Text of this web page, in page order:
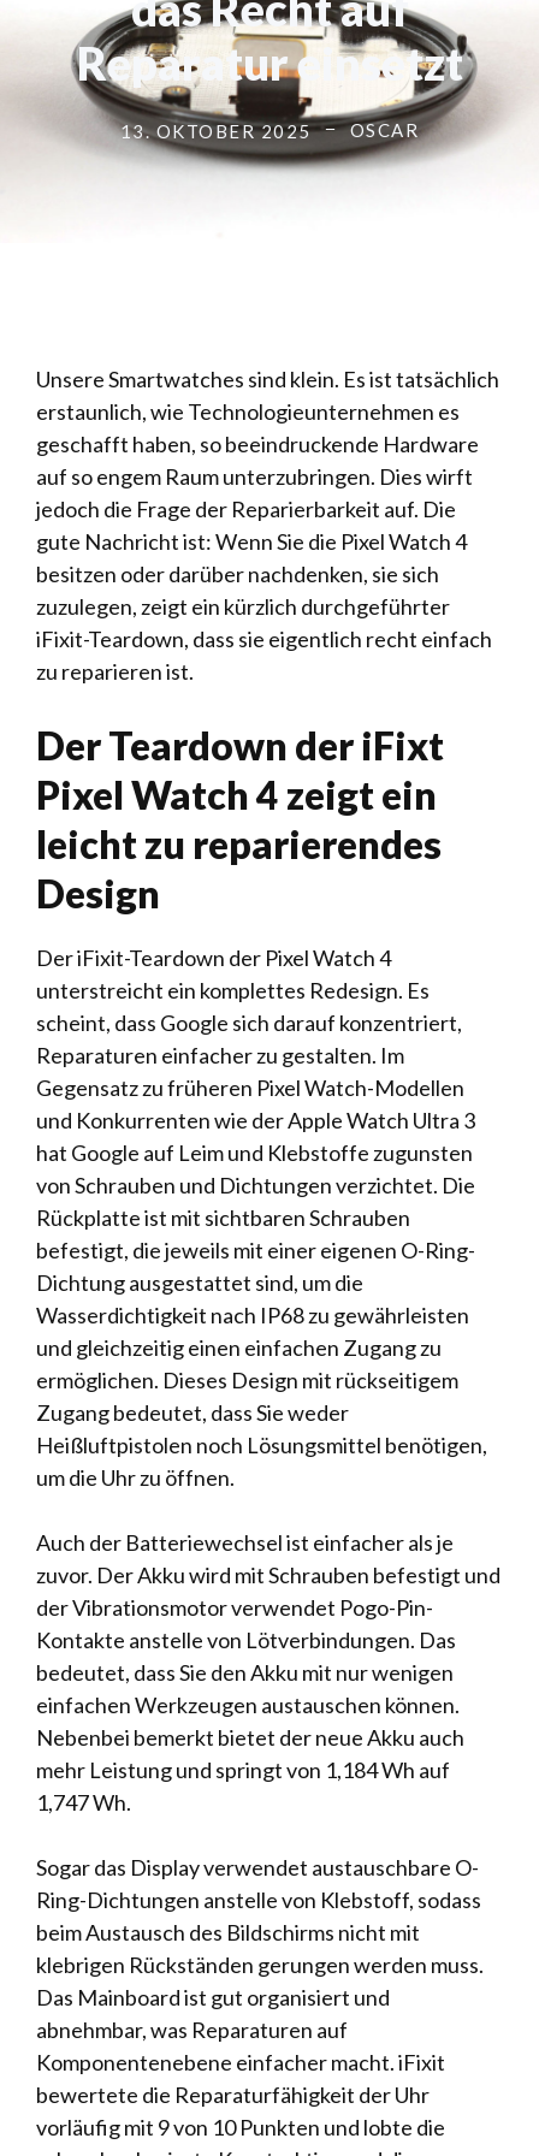
Reparatur einsetzt
13. OKTOBER 2025 OSCAR
Unsere Smartwatches sind klein. Es ist tatsächlich
erstaunlich, wie Technologieunternehmen es
geschafft haben, so beeindruckende Hardware
auf so engem Raum unterzubringen. Dies wirft
jedoch die Frage der Reparierbarkeit auf. Die
gute Nachricht ist: Wenn Sie die Pixel Watch 4
besitzen oder darüber nachdenken, sie sich
zuzulegen, zeigt ein kürzlich durchgeführter
iFixit-Teardown, dass sie eigentlich recht einfach
zu reparieren ist.
Der Teardown der iFixt
Pixel Watch 4 zeigt ein
leicht zu reparierendes
Design
Der iFixit-Teardown der Pixel Watch 4
unterstreicht ein komplettes Redesign. Es
scheint, dass Google sich darauf konzentriert,
Reparaturen einfacher zu gestalten. Im
Gegensatz zu früheren Pixel Watch-Modellen
und Konkurrenten wie der Apple Watch Ultra 3
hat Google auf Leim und Klebstoffe zugunsten
von Schrauben und Dichtungen verzichtet. Die
Rückplatte ist mit sichtbaren Schrauben
befestigt, die jeweils mit einer eigenen O-Ring-
Dichtung ausgestattet sind, um die
Wasserdichtigkeit nach IP68 zu gewährleisten
und gleichzeitig einen einfachen Zugang zu
ermöglichen. Dieses Design mit rückseitigem
Zugang bedeutet, dass Sie weder
Heißluftpistolen noch Lösungsmittel benötigen,
um die Uhr zu öffnen.
Auch der Batteriewechsel ist einfacher als je
zuvor. Der Akku wird mit Schrauben befestigt und
der Vibrationsmotor verwendet Pogo-Pin-
Kontakte anstelle von Lötverbindungen. Das
bedeutet, dass Sie den Akku mit nur wenigen
einfachen Werkzeugen austauschen können.
Nebenbei bemerkt bietet der neue Akku auch
mehr Leistung und springt von 1,184 Wh auf
1,747 Wh.
Sogar das Display verwendet austauschbare O-
Ring-Dichtungen anstelle von Klebstoff, sodass
beim Austausch des Bildschirms nicht mit
klebrigen Rückständen gerungen werden muss.
Das Mainboard ist gut organisiert und
abnehmbar, was Reparaturen auf
Komponentenebene einfacher macht. iFixit
bewertete die Reparaturfähigkeit der Uhr
vorläufig mit 9 von 10 Punkten und lobte die